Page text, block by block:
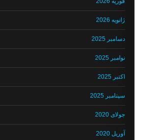
ژانویه 2026
دسامبر 2025
نوامبر 2025
اکتبر 2025
سپتامبر 2025
جولای 2020
آوریل 2020